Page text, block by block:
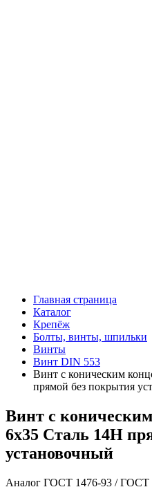
Главная страница
Каталог
Крепёж
Болты, винты, шпильки
Винты
Винт DIN 553
Винт с коническим
прямой без покрытия
Винт с
6х35 Сталь 14Н
установочный
Аналог ГОСТ 1476-93 / ГОСТ